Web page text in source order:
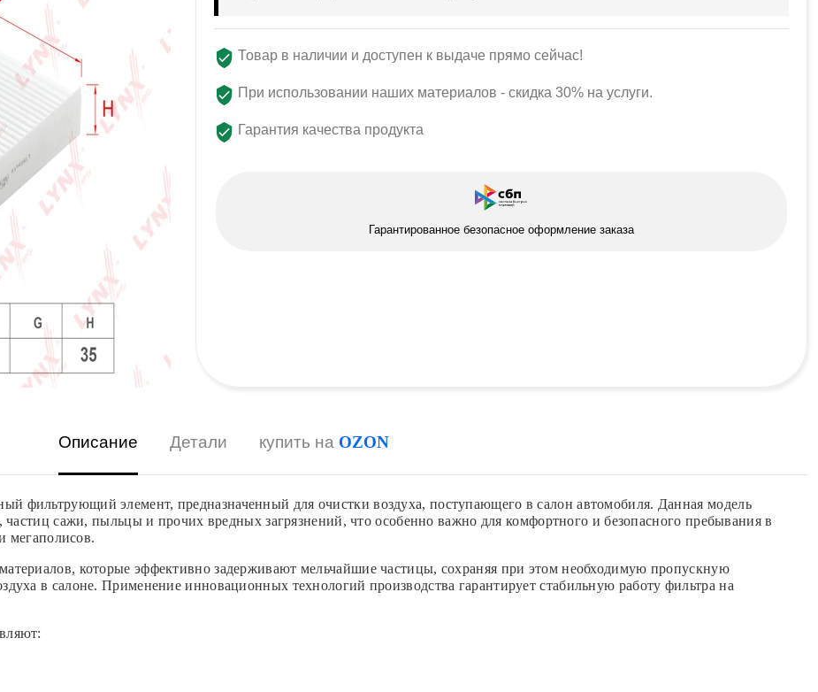
Товар в наличии и доступен к выдаче прямо сейчас!
При использовании наших материалов - скидка 30% на услуги.
Гарантия качества продукта
Гарантированное безопасное оформление заказа
Описание Детали купить на OZON
фильтрующий элемент, предназначенный для очистки воздуха, поступающего в салон автомобиля. Данная модель
сажи, пыльцы и прочих вредных загрязнений, что особенно важно для комфортного и безопасного пребывания в
мегаполисов.
которые эффективно задерживают мельчайшие частицы, сохраняя при этом необходимую пропускную
в салоне. Применение инновационных технологий производства гарантирует стабильную работу фильтра на